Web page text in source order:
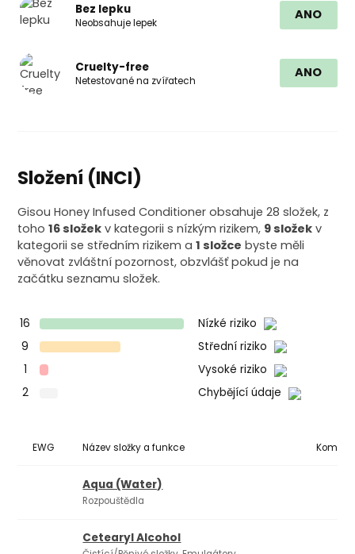
Bez lepku
Neobsahuje lepek
ANO
Cruelty-free
Netestované na zvířatech
ANO
Složení (INCI)
Gisou Honey Infused Conditioner obsahuje 28 složek, z
toho16 složek v kategorii s nízkým rizikem, 9 složek v
kategorii se středním rizikem a1 složce byste měli
věnovat zvláštní pozornost, obzvlášť pokud je na
začátku seznamu složek.
16
Nízké riziko
9
Střední riziko
1
Vysoké riziko
2
Chybějící údaje
EWG Název složky a funkce
Aqua (Water)
Rozpouštědla
Cetearyl Alcohol